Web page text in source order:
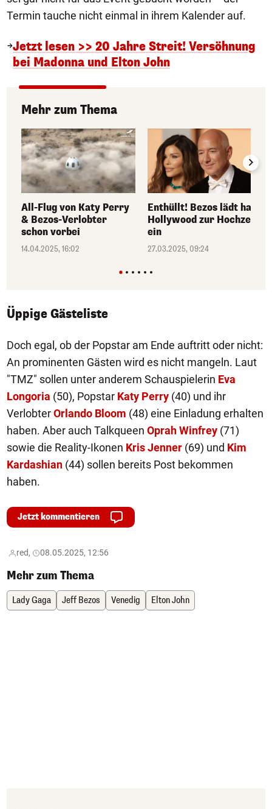
Termin tauche nicht einmal in ihrem Kalender auf.
Jetzt lesen >> 20 Jahre Streit! Versöhnung
bei Madonna und Elton John
Mehr zum Thema
All-Flug von Katy Perry
& Bezos-Verlobter
schon vorbei
14.04.2025, 16:02
Enthüllt! Bezos lädt halb
Hollywood zur Hochzeit
ein
27.03.2025, 09:24
Üppige Gästeliste
Doch egal, ob der Popstar am Ende auftritt oder nicht:
An prominenten Gästen wird es nicht mangeln. Laut
"TMZ" sollen unter anderem Schauspielerin Eva
Longoria (50), Popstar Katy Perry (40) und ihr
VerlobterOrlando Bloom (48) eine Einladung erhalten
haben. Aber auch Talkqueen Oprah Winfrey (71)
sowie die Reality-Ikonen Kris Jenner (69) und Kim
Kardashian (44) sollen bereits Post bekommen
haben.
Jetzt kommentieren
red, 08.05.2025, 12:56
Mehr zum Thema
Lady Gaga Jeff Bezos Venedig Elton John